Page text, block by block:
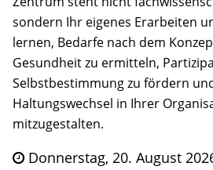
sondern Ihr eigenes Erarbeiten
lernen, Bedarfe nach dem
Gesundheit zu ermitteln,
Selbstbestimmung zu fördern
Haltungswechsel in Ihrer
mitzugestalten.
Donnerstag, 20. August